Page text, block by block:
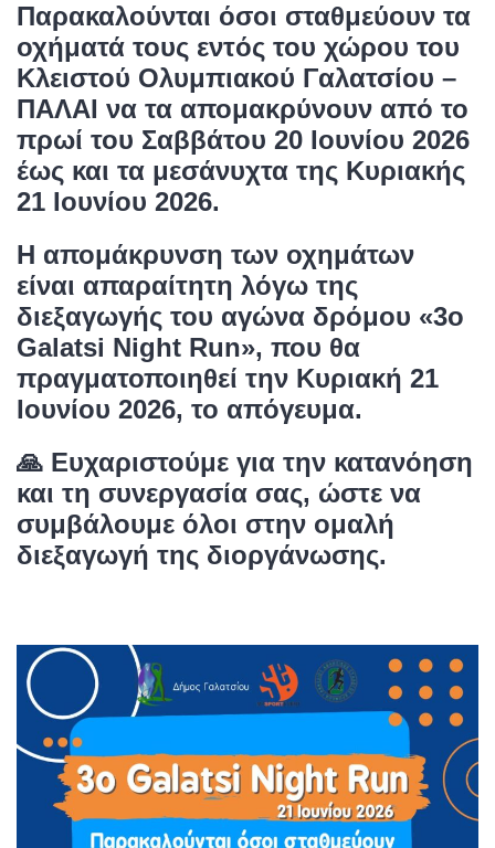
Παρακαλούνται όσοι σταθμεύουν τα
οχήματά τους εντός του χώρου του
Κλειστού Ολυμπιακού Γαλατσίου –
ΠΑΛΑΙ να τα απομακρύνουν από το
πρωί του Σαββάτου 20 Ιουνίου 2026
έως και τα μεσάνυχτα της Κυριακής
21 Ιουνίου 2026.
Η απομάκρυνση των οχημάτων
είναι απαραίτητη λόγω της
διεξαγωγής του αγώνα δρόμου «3ο
Galatsi Night Run», που θα
πραγματοποιηθεί την Κυριακή 21
Ιουνίου 2026, το απόγευμα.
🙏 Ευχαριστούμε για την κατανόηση
και τη συνεργασία σας, ώστε να
συμβάλουμε όλοι στην ομαλή
διεξαγωγή της διοργάνωσης.